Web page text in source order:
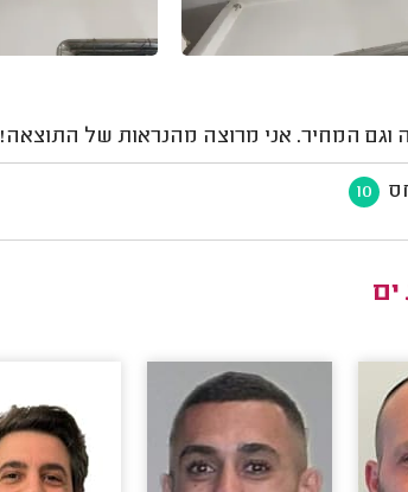
וגם המחיר. אני מרוצה מהנראות של התוצאה!
10
ים